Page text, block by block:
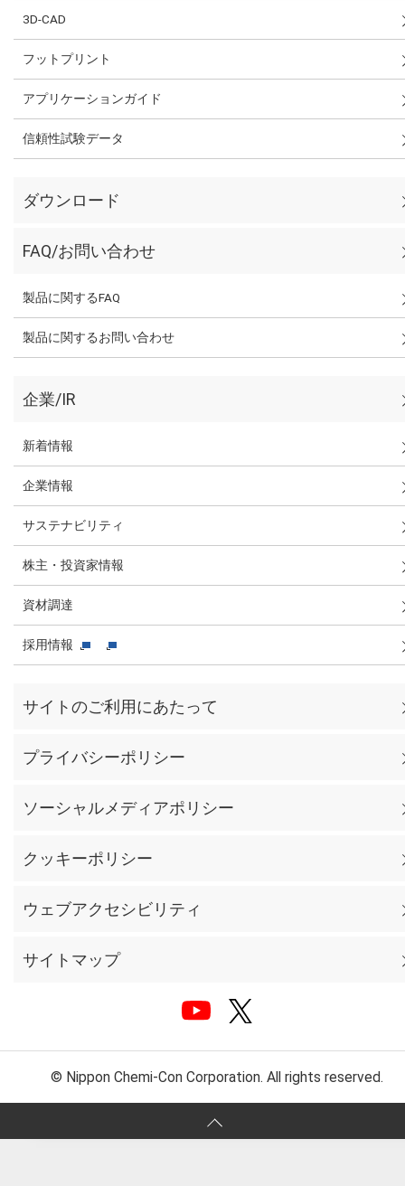
3D-CAD
フットプリント
アプリケーションガイド
信頼性試験データ
ダウンロード
FAQ/お問い合わせ
製品に関するFAQ
製品に関するお問い合わせ
企業/IR
新着情報
企業情報
サステナビリティ
株主・投資家情報
資材調達
採用情報
サイトのご利用にあたって
プライバシーポリシー
ソーシャルメディアポリシー
クッキーポリシー
ウェブアクセシビリティ
サイトマップ
© Nippon Chemi-Con Corporation. All rights reserved.